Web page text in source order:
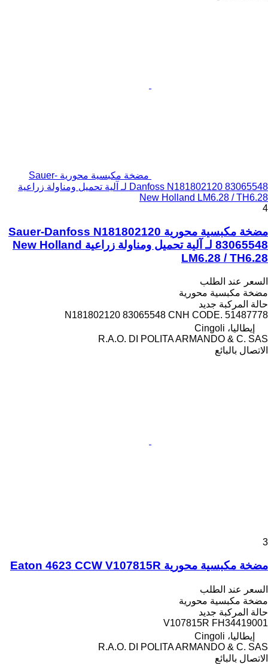
مضخة مكبسية محورية Sauer-
Danfoss N181802120 83065548 لـ آلية تحميل ومناولة زراعية
New Holland LM6.28 / TH6.28
4
مضخة مكبسية محورية Sauer-Danfoss N181802120
83065548 لـ آلية تحميل ومناولة زراعية New Holland
LM6.28 / TH6.28
السعر عند الطلب
مضخة مكبسية محورية
حالة المركبة جديد
N181802120 83065548 CNH CODE. 51487778
إيطاليا، Cingoli
R.A.O. DI POLITA ARMANDO & C. SAS
الاتصال بالبائع
3
مضخة مكبسية محورية Eaton 4623 CCW V107815R
السعر عند الطلب
مضخة مكبسية محورية
حالة المركبة جديد
V107815R FH34419001
إيطاليا، Cingoli
R.A.O. DI POLITA ARMANDO & C. SAS
الاتصال بالبائع